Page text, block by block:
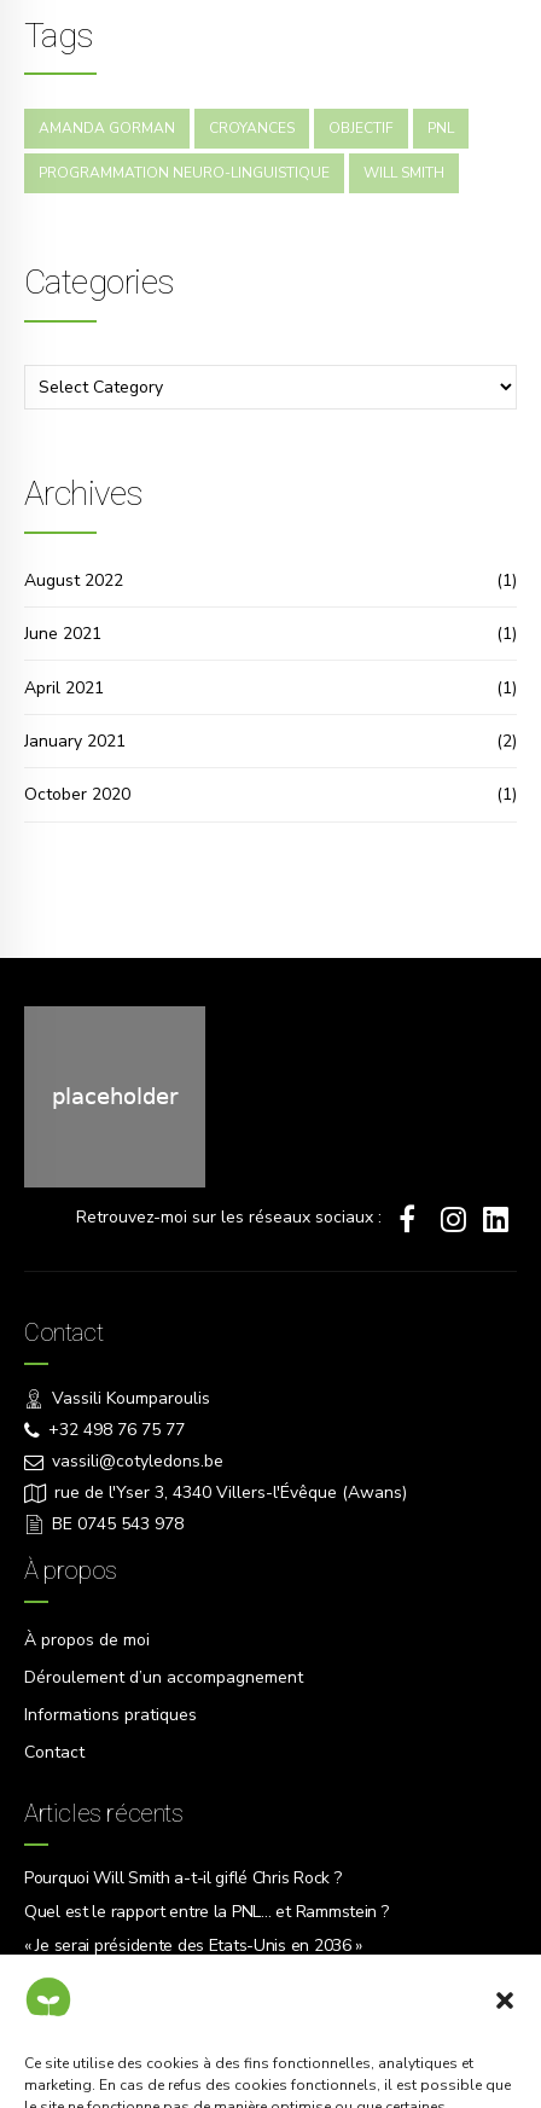
Ce site utilise des cookies à des fins fonctionnelles, analytiques et
marketing. En cas de refus des cookies fonctionnels, il est possible que
Tags
AMANDA GORMAN CROYANCES OBJECTIF PNL
PROGRAMMATION NEURO-LINGUISTIQUE WILL SMITH
Categories
Archives
August 2022 (1)
June 2021 (1)
April 2021 (1)
January 2021 (2)
October 2020 (1)
Retrouvez-moi sur les réseaux sociaux :
Contact
Vassili Koumparoulis
+32 498 76 75 77
vassili@cotyledons.be
rue de l'Yser 3, 4340 Villers-l'Évêque (Awans)
BE 0745 543 978
À propos
À propos de moi
Déroulement d’un accompagnement
Informations pratiques
Contact
Articles récents
Pourquoi Will Smith a-t-il giflé Chris Rock ?
Quel est le rapport entre la PNL… et Rammstein ?
« Je serai présidente des États-Unis en 2036 »
5 raisons de lire « Le Why Café »